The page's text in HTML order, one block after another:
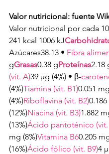
Valor nutiricional: fuente
Valor nutricional por cada
241 kcal 1006 kJ
Azúcares38.13 • Fibra
gGrasas0.38 gProteínas2.18
(vit. A)39 μg (4%) • β-
(4%)Tiamina (vit. B1)0.051 mg
(4%)Riboflavina (vit. B2)
(12%)Niacina (vit. B3)1.882
(13%)Ácido pantoténico (vit.
mg (8%)Vitamina B60.205
(16%)Ácido fólico (vit. B9)4